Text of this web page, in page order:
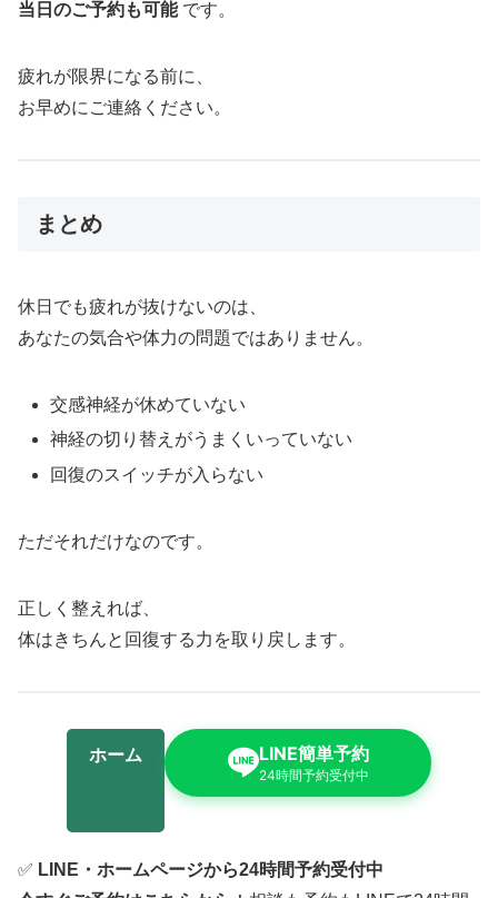
当日のご予約も可能です。
疲れが限界になる前に、
お早めにご連絡ください。
まとめ
休日でも疲れが抜けないのは、
あなたの気合や体力の問題ではありません。
交感神経が休めていない
神経の切り替えがうまくいっていない
回復のスイッチが入らない
ただそれだけなのです。
正しく整えれば、
体はきちんと回復する力を取り戻します。
ホーム LINE簡単予約
24時間予約受付中
✅ LINE・ホームページから24時間予約受付中